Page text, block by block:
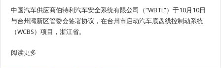
中国汽车供应商伯特利汽车安全系统有限公司（“WBTL”）于10月10日
与台州湾新区管委会签署协议，在台州市启动汽车底盘线控制动系统
（WCBS）项目，浙江省。
阅读更多